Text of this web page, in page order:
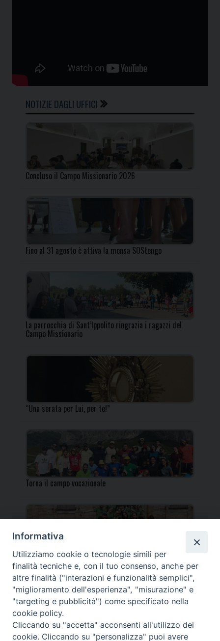
NOTIZIE DAGLI UFFICI
Concluso il Campo Missionario 2026
Fino al 31 agosto è attiva la mensa SOStengo
La parrocchia di Sant’Ippolito ringrazia i ragazzi del
Campo Missionario
“Una serata per Lui, per te!”
Torna il campo vocazionale
Torna il Campo Missionario Diocesano
_____________________________________________________
_____________________________
Informativa
Utilizziamo cookie o tecnologie simili per
finalità tecniche e, con il tuo consenso, anche per
altre finalità ("interazioni e funzionalità semplici",
"miglioramento dell'esperienza", "misurazione" e
"targeting e pubblicità") come specificato nella
cookie policy.
Cliccando su "accetta" acconsenti all'utilizzo dei
cookie. Cliccando su "personalizza" puoi avere